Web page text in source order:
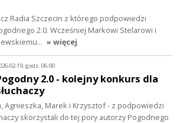
Radia Szczecin z którego podpowiedzi
2.0. Wcześniej Markowi Stelarowi i
» więcej
02-19, godz. 06:00
2.0 - kolejny konkurs dla
Agnieszka, Marek i Krzysztof - z podpowiedzi
skorzystali do tej pory autorzy Pogodnego